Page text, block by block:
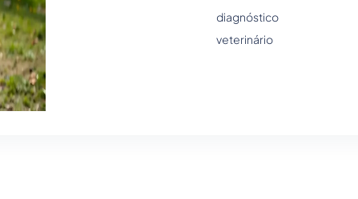
diagnóstico
veterinário